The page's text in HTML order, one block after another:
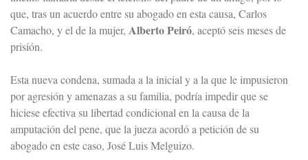
que, tras un acuerdo entre su abogado en esta causa, Carlos
Camacho, y el de la mujer, Alberto Peiró, aceptó seis meses de
prisión.
Esta nueva condena, sumada a la inicial y a la que le impusieron
por agresión y amenazas a su familia, podría impedir que se
hiciese efectiva su libertad condicional en la causa de la
amputación del pene, que la jueza acordó a petición de su
abogado en este caso, José Luis Melguizo.